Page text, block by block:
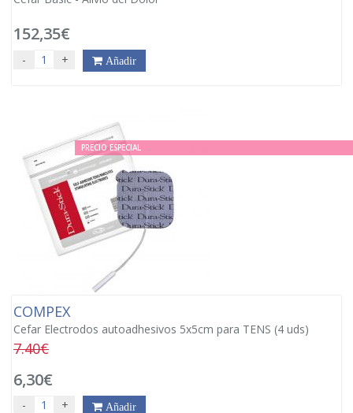
152,35€
- + Añadir
PRECIO ESPECIAL
COMPEX
Cefar Electrodos autoadhesivos 5x5cm para TENS (4 uds)
7.40€
6,30€
- + Añadir